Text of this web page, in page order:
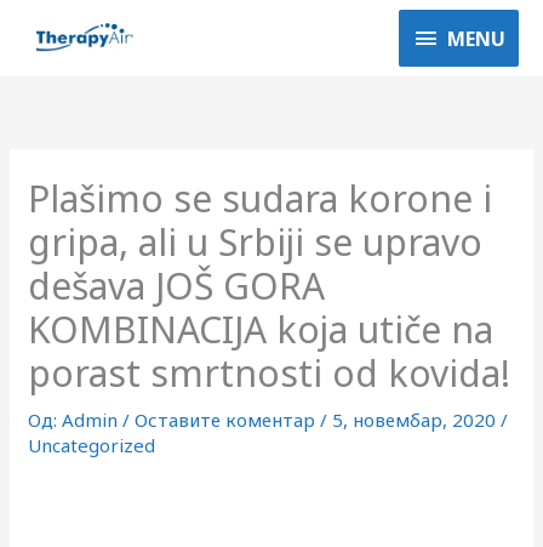
MENU
MENU
Plašimo se sudara korone i
gripa, ali u Srbiji se upravo
dešava JOŠ GORA
KOMBINACIJA koja utiče na
porast smrtnosti od kovida!
Од: Admin/Оставите коментар / 5, новембар, 2020/
Uncategorized